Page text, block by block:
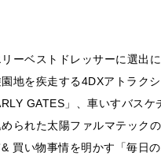
ーベストドレッサーに選出
地を疾走する4DXアトラク
GATES」、車いすバス
められた太陽ファルマテック
& 買い物事情を明かす「毎